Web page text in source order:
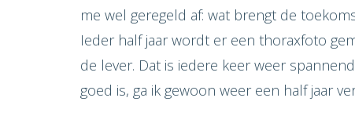
me wel geregeld af: wat brengt de
Ieder half jaar wordt er een thoraxfoto
de lever. Dat is iedere keer weer
goed is, ga ik gewoon weer een half jaar